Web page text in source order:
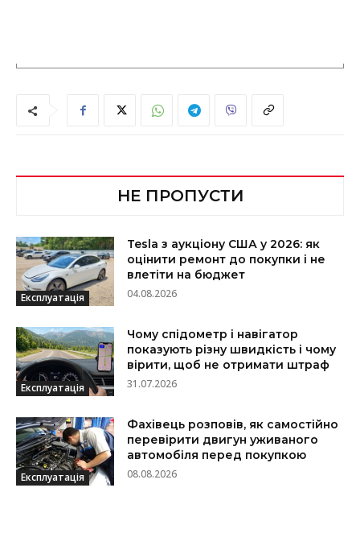
НЕ ПРОПУСТИ
Експлуатація
Tesla з аукціону США у 2026: як
оцінити ремонт до покупки і не
влетіти на бюджет
04.08.2026
Експлуатація
Чому спідометр і навігатор
показують різну швидкість і чому
вірити, щоб не отримати штраф
31.07.2026
Експлуатація
Фахівець розповів, як самостійно
перевірити двигун уживаного
автомобіля перед покупкою
08.08.2026